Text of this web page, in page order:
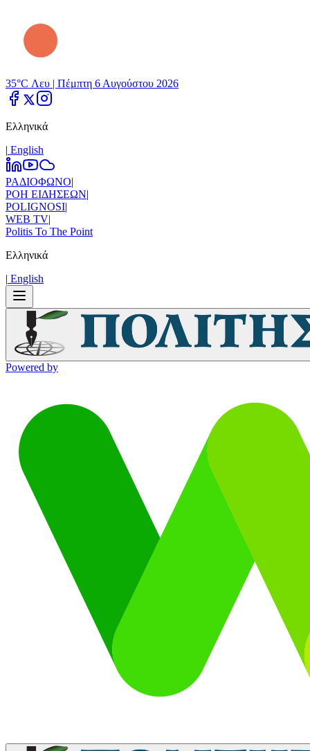
35°C Λευ | Πέμπτη 6 Αυγούστου 2026
Ελληνικά
| Εnglish
ΡΑΔΙΟΦΩΝΟ|
ΡΟΗ ΕΙΔΗΣΕΩΝ|
POLIGNOSI|
WEB TV|
Politis To The Point
Ελληνικά
| Εnglish
Powered by